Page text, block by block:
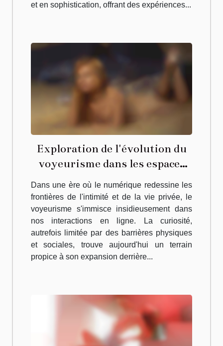
et en sophistication, offrant des expériences...
Exploration de l'évolution du
voyeurisme dans les espaces
en ligne modernes
Dans une ère où le numérique redessine les
frontières de l'intimité et de la vie privée, le
voyeurisme s'immisce insidieusement dans
nos interactions en ligne. La curiosité,
autrefois limitée par des barrières physiques
et sociales, trouve aujourd'hui un terrain
propice à son expansion derrière...